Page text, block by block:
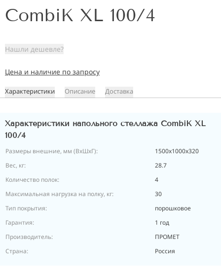
CombiK XL 100/4
Нашли дешевле?
Цена и наличие по запросу
Характеристики Описание Доставка
Характеристики напольного стеллажа CombiK XL
100/4
Размеры внешние, мм (ВхШхГ):
1500x1000x320
Вес, кг:
28.7
Количество полок:
4
Максимальная нагрузка на полку, кг:
30
Тип покрытия:
порошковое
Гарантия:
1 год
Производитель:
ПРОМЕТ
Страна:
Россия